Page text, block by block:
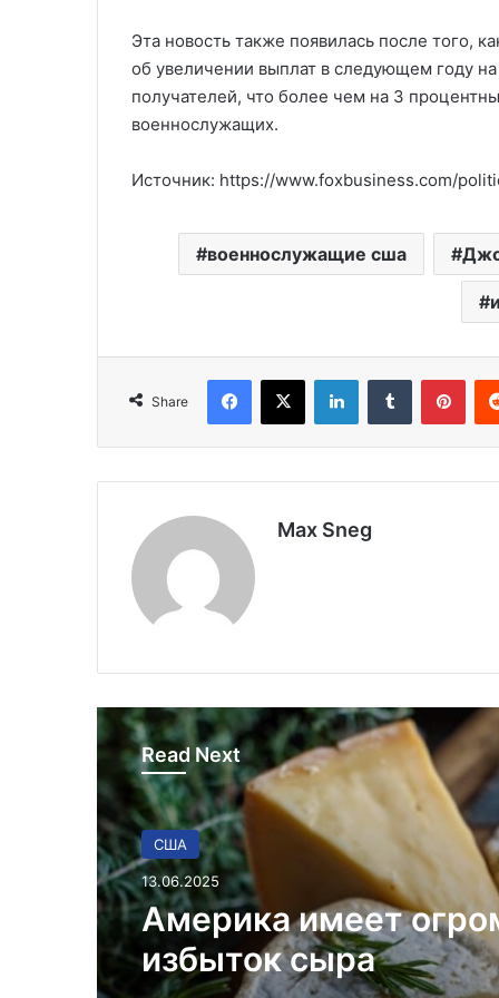
Эта новость также появилась после того,
об увеличении выплат в следующем году
получателей, что более чем на 3
военнослужащих.
Источник: https://www.foxbusiness.com/
военнослужащие сша
Share
Max Sneg
Read Next
США
13.06.2025
Америка имеет
избыток сыра
В мире
26.03.2025